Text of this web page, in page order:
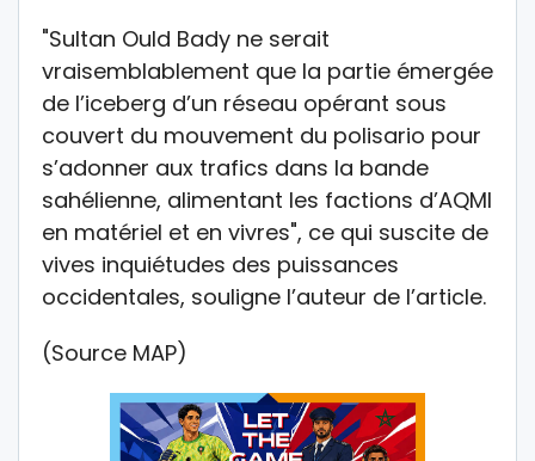
"Sultan Ould Bady ne serait
vraisemblablement que la partie émergée
de l’iceberg d’un réseau opérant sous
couvert du mouvement du polisario pour
s’adonner aux trafics dans la bande
sahélienne, alimentant les factions d’AQMI
en matériel et en vivres", ce qui suscite de
vives inquiétudes des puissances
occidentales, souligne l’auteur de l’article.
(Source MAP)